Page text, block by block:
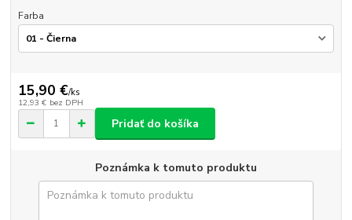
Farba
15,90 €/ks
12,93 € bez DPH
Pridať do košíka
Poznámka k tomuto produktu